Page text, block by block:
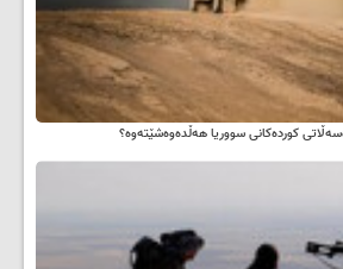
کوردەکانی سووریا هەڵدەوەشێتەوە؟